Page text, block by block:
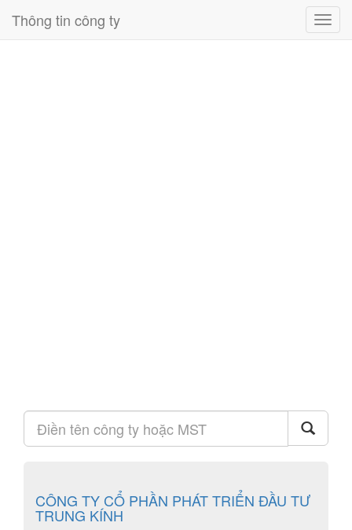
Thông tin công ty
CÔNG TY CỔ PHẦN PHÁT TRIỂN ĐẦU TƯ
TRUNG KÍNH